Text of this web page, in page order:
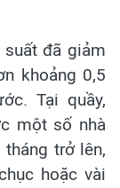
đã giảm
khoảng 0,5
Tại quầy,
một số nhà
trở lên,
hoặc vài